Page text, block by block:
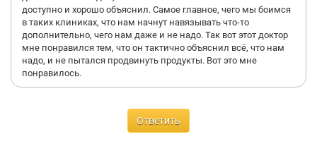
доступно и хорошо объяснил. Самое главное, чего мы боимся
в таких клиниках, что нам начнут навязывать что-то
дополнительно, чего нам даже и не надо. Так вот этот доктор
мне понравился тем, что он тактично объяснил всё, что нам
надо, и не пытался продвинуть продукты. Вот это мне
понравилось.
Ответить